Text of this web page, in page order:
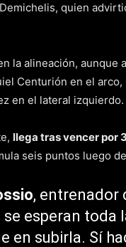
quien
la alineación,
Centurión en el
en el lateral izquierdo.
llega tras vencer por
seis puntos luego
, entrenador
esperan toda
en subirla. Sí